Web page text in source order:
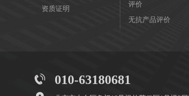
资质证明
评价
无抗产品评价
010-63180681